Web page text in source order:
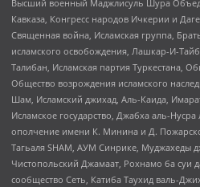
Высший военный Маджлисуль Шура
Кавказа, Конгресс народов Ичкерии и
Священная война, Исламская группа,
исламского освобождения, Лашкар-И-
Талибан, Исламская партия Туркестана,
Общество возрождения исламского
Шам, Исламский джихад, Аль-Каида,
Исламское государство, Джабха аль-
ополчение имени К. Минина и Д.
Тагьаля SHAM, АУМ Синрике, Муджахеды
Чистопольский Джамаат, Рохнамо ба суи
сообщество Сеть, Катиба Таухид валь-